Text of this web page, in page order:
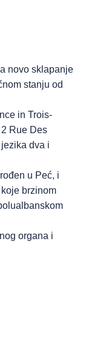
novo sklapanje
stanju od
in Trois-
Rue Des
dva i
u Peć, i
brzinom
organa i